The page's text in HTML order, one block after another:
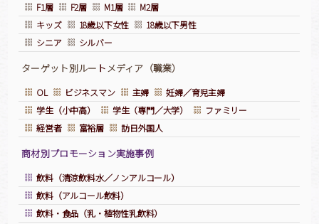
F1層 F2層 M1層
M2層
キッズ
18歳以下女性
18歳以下男性
シニア
シルバー
ターゲット別ルー トメディア（職業）
OL ビジネスマン 主婦
妊婦／育児主婦
学生（小中高）
学生（専門／大学）
ファミリー
経営者
富裕層 訪日外国人
商材別プロモーション実施事例
飲料（清涼飲料水／ノンアルコール）
飲料（アルコール飲料）
飲料・食品（乳・植物性乳飲料）